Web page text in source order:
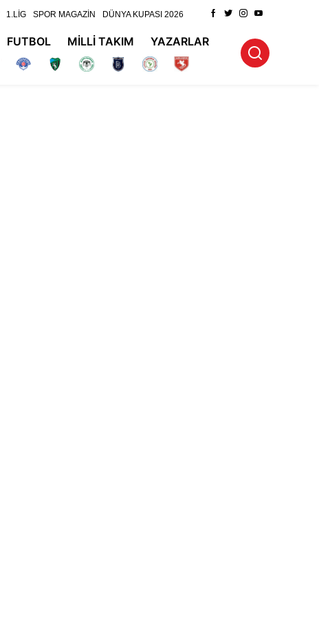
1.LİG SPOR MAGAZİN DÜNYA KUPASI 2026
FUTBOL MİLLİ TAKIM YAZARLAR